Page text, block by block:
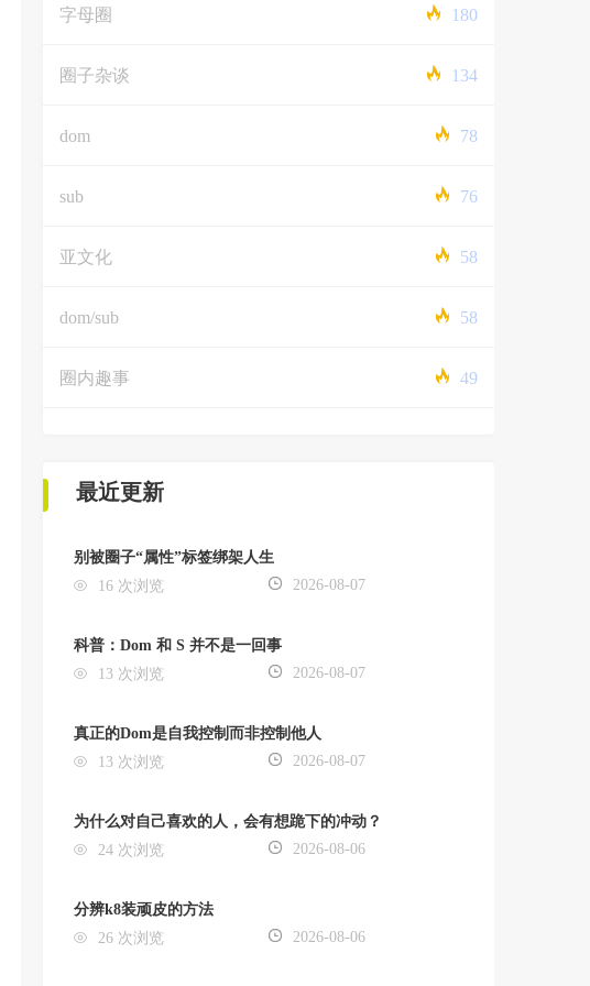
字母圈 180
圈子杂谈 134
dom 78
sub 76
亚文化 58
dom/sub 58
圈内趣事 49
最近更新
别被圈子“属性”标签绑架人生
16 次浏览
2026-08-07
科普：Dom 和 S 并不是一回事
13 次浏览
2026-08-07
真正的Dom是自我控制而非控制他人
13 次浏览
2026-08-07
为什么对自己喜欢的人，会有想跪下的冲动？
24 次浏览
2026-08-06
分辨k8装顽皮的方法
26 次浏览
2026-08-06